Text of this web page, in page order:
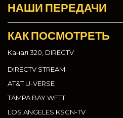
НАШИ ПЕРЕДАЧИ
КАК ПОСМОТРЕТЬ
Канал 320, DIRECTV
DIRECTV STREAM
AT&T U-VERSE
TAMPA BAY WFTT
LOS ANGELES KSCN-TV